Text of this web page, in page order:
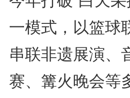
一模式，以篮球
串联非遗展演、
赛、篝火晚会等